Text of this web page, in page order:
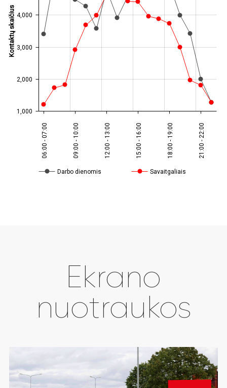
06:00 - 07:00 09:00 - 10:00 12:00 - 13:00 15:00 - 16:00 18:00 - 19:00 21:00 - 22:00
1,000
2,000
3,000
4,000
Kontaktų skaičius
Darbo dienomis Savaitgaliais
Ekrano
nuotraukos